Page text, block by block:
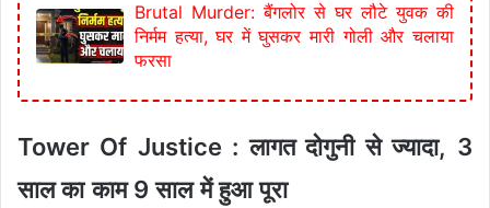
Brutal Murder: बैंगलोर से घर लौटे युवक की
निर्मम हत्या, घर में घुसकर मारी गोली और चलाया
फरसा
Tower Of Justice : लागत दोगुनी से ज्यादा, 3
साल का काम 9 साल में हुआ पूरा